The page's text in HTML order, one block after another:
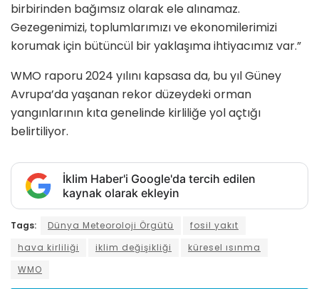
birbirinden bağımsız olarak ele alınamaz.
Gezegenimizi, toplumlarımızı ve ekonomilerimizi
korumak için bütüncül bir yaklaşıma ihtiyacımız var.”
WMO raporu 2024 yılını kapsasa da, bu yıl Güney
Avrupa’da yaşanan rekor düzeydeki orman
yangınlarının kıta genelinde kirliliğe yol açtığı
belirtiliyor.
İklim Haber'i Google'da tercih edilen
kaynak olarak ekleyin
Tags: Dünya Meteoroloji Örgütü
fosil yakıt
hava kirliliği
iklim değişikliği
küresel ısınma
WMO